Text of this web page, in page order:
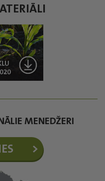
MENEDŽERI